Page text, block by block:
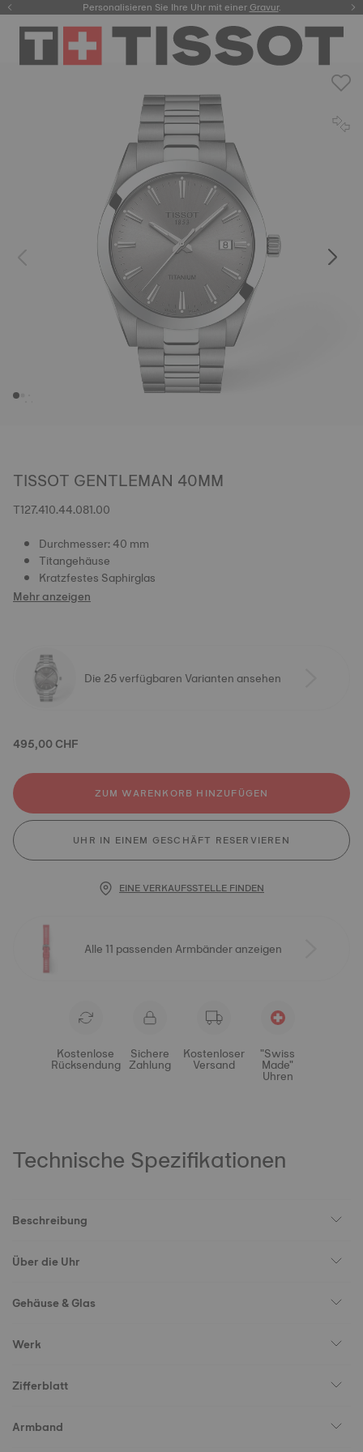
Personalisieren Sie Ihre Uhr mit einerGravur.
hier.
TISSOT GENTLEMAN 40MM
T127.410.44.081.00
Durchmesser: 40 mm
Titangehäuse
Kratzfestes Saphirglas
Mehr anzeigen
Die 25 verfügbaren Varianten ansehen
495,00 CHF
ZUM WARENKORB HINZUFÜGEN
UHR IN EINEM GESCHÄFT RESERVIEREN
EINE VERKAUFSSTELLE FINDEN
Alle 11 passenden Armbänder anzeigen
Kostenlose
Rücksendung
Sichere
Zahlung
Kostenloser
Versand
"Swiss
Made"
Uhren
Technische Spezifikationen
Beschreibung
Über die Uhr
Gehäuse & Glas
Werk
Zifferblatt
Armband